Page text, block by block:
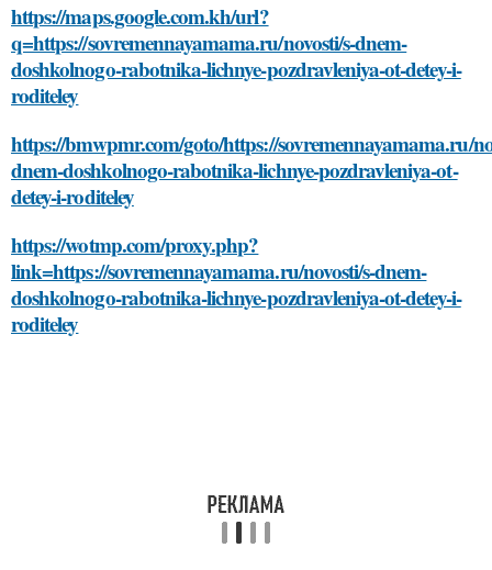
https://maps.google.com.kh/url?
q=https://sovremennayamama.ru/novosti/s-dnem-
doshkolnogo-rabotnika-lichnye-pozdravleniya-ot-detey-i-
roditeley
https://bmwpmr.com/goto/https://sovremennayamama.ru/
dnem-doshkolnogo-rabotnika-lichnye-pozdravleniya-ot-
detey-i-roditeley
https://wotmp.com/proxy.php?
link=https://sovremennayamama.ru/novosti/s-dnem-
doshkolnogo-rabotnika-lichnye-pozdravleniya-ot-detey-i-
roditeley